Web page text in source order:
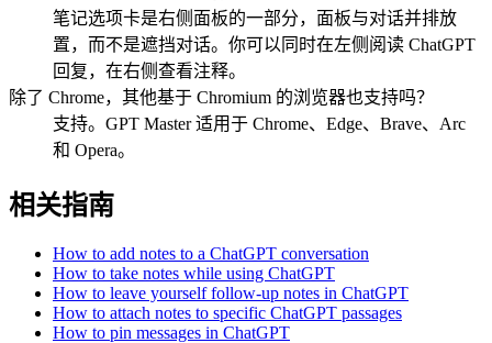
笔记选项卡是右侧面板的一部分，面板与对话并排放
置，而不是遮挡对话。你可以同时在左侧阅读 ChatGPT
回复，在右侧查看注释。
除了 Chrome，其他基于 Chromium 的浏览器也支持吗？
支持。GPT Master 适用于 Chrome、Edge、Brave、Arc
和 Opera。
相关指南
How to add notes to a ChatGPT conversation
How to take notes while using ChatGPT
How to leave yourself follow-up notes in ChatGPT
How to attach notes to specific ChatGPT passages
How to pin messages in ChatGPT